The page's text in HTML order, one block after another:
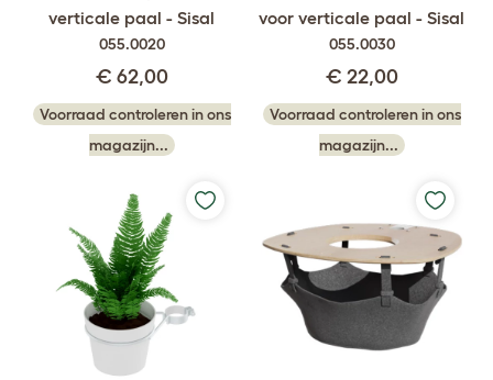
verticale paal - Sisal
055.0020
€ 62,00
Voorraad controleren in ons
magazijn...
voor verticale paal - Sisal
055.0030
€ 22,00
Voorraad controleren in ons
magazijn...